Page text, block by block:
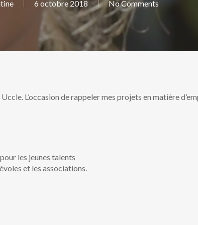
6 octobre 2018 No Comments
L’occasion de rappeler mes projets en matière
les jeunes talents
et les associations.